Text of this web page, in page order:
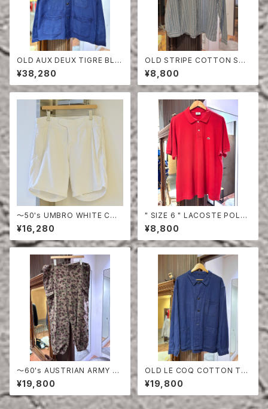
OLD AUX DEUX TIGRE BLU
E MOLESKIN JACKET
¥38,280
OLD STRIPE COTTON SHI
RT
¥8,800
〜50's UMBRO WHITE COT
TON SHORTS
¥16,280
" SIZE 6 " LACOSTE POLO
SHIRT RED
¥8,800
〜60's AUSTRIAN ARMY PE
A DOT CAMO FIERD PANT
S
¥19,800
OLD LE COQ COTTON TWI
LL JACKET
¥19,800